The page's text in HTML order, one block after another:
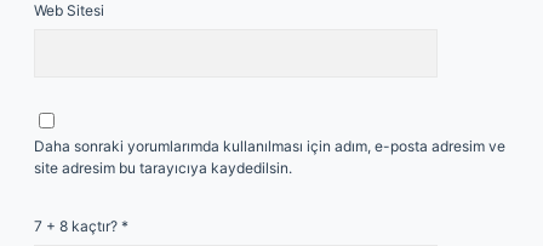
Web Sitesi
Daha sonraki yorumlarımda kullanılması için adım, e-posta adresim ve
site adresim bu tarayıcıya kaydedilsin.
7 + 8 kaçtır? *